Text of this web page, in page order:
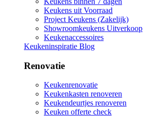
Keukens uit Voorraad
Project Keukens (Zakelijk)
Showroomkeukens Uitverkoop
Keukenaccessoires
Keukeninspiratie Blog
Renovatie
Keukenrenovatie
Keukenkasten renoveren
Keukendeurtjes renoveren
Keuken offerte check